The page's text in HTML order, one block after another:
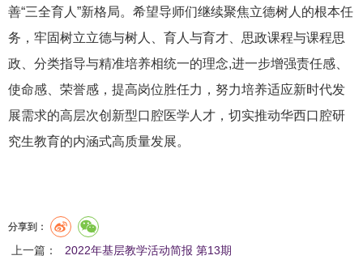
善“三全育人”新格局。希望导师们继续聚焦立德树人的根本任
务，牢固树立立德与树人、育人与育才、思政课程与课程思
政、分类指导与精准培养相统一的理念,进一步增强责任感、
使命感、荣誉感，提高岗位胜任力，努力培养适应新时代发
展需求的高层次创新型口腔医学人才，切实推动华西口腔研
究生教育的内涵式高质量发展。
分享到：
上一篇： 2022年基层教学活动简报 第13期